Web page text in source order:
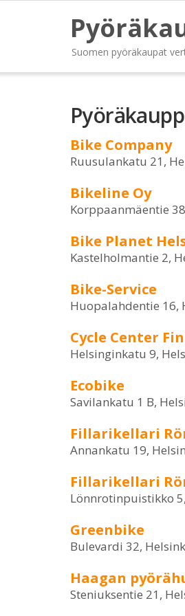
Suomen pyöräkaupat
Bike Company
Ruusulankatu 21,
Bikeline Oy
Korppaanmäentie
Bike Planet
Kastelholmantie 2,
Bike-Service
Huopalahdentie 16,
Cycle Center
Helsinginkatu 9,
Ecobike
Savilankatu 1 B,
Fillarikellari
Annankatu 19,
Fillarikellari
Lönnrotinpuistikko
Greenbike
Bulevardi 32,
Haagan
Steniuksentie 21,